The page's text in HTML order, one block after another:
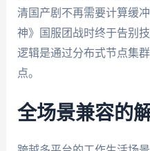
清国产剧不再需要计算缓
神》国服团战时终于告别
逻辑是通过分布式节点集
点。
全场景兼容的